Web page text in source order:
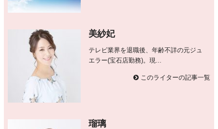
美紗妃
テレビ業界を退職後、年齢不詳の元ジュ
エラー(宝石店勤務)。現...
このライターの記事一覧
瑠璃